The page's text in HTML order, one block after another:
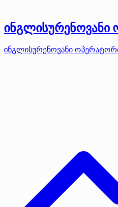
ინგლისურენოვანი
ინგლისურენოვანი